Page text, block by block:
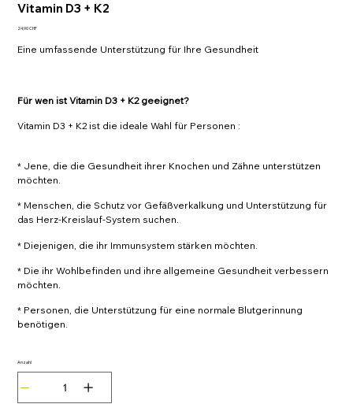
Vitamin D3 + K2
Preis
24,90 CHF
Eine umfassende Unterstützung für Ihre Gesundheit
Für wen ist Vitamin D3 + K2 geeignet?
Vitamin D3 + K2 ist die ideale Wahl für Personen :
* Jene, die die Gesundheit ihrer Knochen und Zähne unterstützen
möchten.
* Menschen, die Schutz vor Gefäßverkalkung und Unterstützung für
das Herz-Kreislauf-System suchen.
* Diejenigen, die ihr Immunsystem stärken möchten.
* Die ihr Wohlbefinden und ihre allgemeine Gesundheit verbessern
möchten.
* Personen, die Unterstützung für eine normale Blutgerinnung
benötigen.
Anzahl